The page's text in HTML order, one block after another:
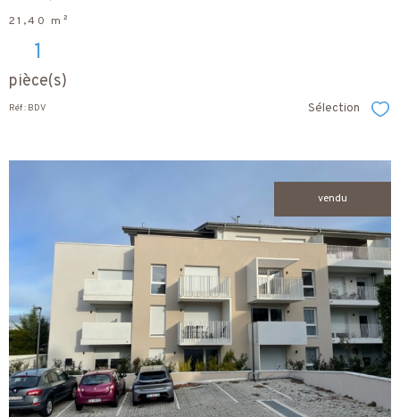
21,40 m²
1
pièce(s)
Réf : BDV Sélection
vendu
voir le
bien